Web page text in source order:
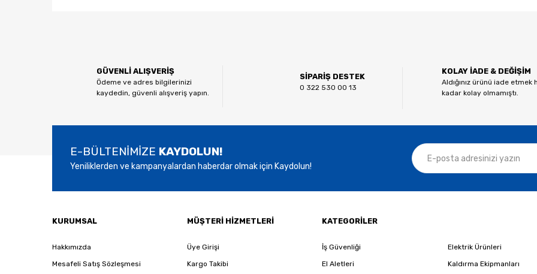
Ürün açıklamasında eksik bilgiler bulunuyor.
Ürün bilgilerinde hatalar bulunuyor.
GÜVENLİ ALIŞVERİŞ
Ödeme ve adres bilgilerinizi
kaydedin, güvenli alışveriş yapın.
SİPARİŞ DESTEK
0 322 530 00 13
KOLAY İADE & DEĞİŞİM
Aldığınız ürünü iade etmek
kadar kolay olmamıştı.
E-BÜLTENİMİZE KAYDOLUN!
Yeniliklerden ve kampanyalardan haberdar olmak için Kaydolun!
KURUMSAL
Hakkımızda
Mesafeli Satış Sözleşmesi
MÜŞTERİ HİZMETLERİ
Üye Girişi
Kargo Takibi
KATEGORİLER
İş Güvenliği
Elektrik Ürünleri
El Aletleri
Kaldırma Ekipmanları